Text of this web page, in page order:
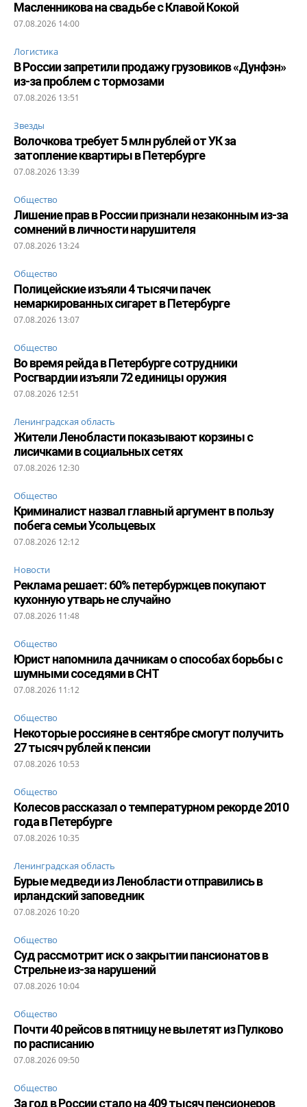
Масленникова на свадьбе с Клавой Кокой
07.08.2026 14:00
Логистика
В России запретили продажу грузовиков «Дунфэн»
из-за проблем с тормозами
07.08.2026 13:51
Звезды
Волочкова требует 5 млн рублей от УК за
затопление квартиры в Петербурге
07.08.2026 13:39
Общество
Лишение прав в России признали незаконным из-за
сомнений в личности нарушителя
07.08.2026 13:24
Общество
Полицейские изъяли 4 тысячи пачек
немаркированных сигарет в Петербурге
07.08.2026 13:07
Общество
Во время рейда в Петербурге сотрудники
Росгвардии изъяли 72 единицы оружия
07.08.2026 12:51
Ленинградская область
Жители Ленобласти показывают корзины с
лисичками в социальных сетях
07.08.2026 12:30
Общество
Криминалист назвал главный аргумент в пользу
побега семьи Усольцевых
07.08.2026 12:12
Новости
Реклама решает: 60% петербуржцев покупают
кухонную утварь не случайно
07.08.2026 11:48
Общество
Юрист напомнила дачникам о способах борьбы с
шумными соседями в СНТ
07.08.2026 11:12
Общество
Некоторые россияне в сентябре смогут получить
27 тысяч рублей к пенсии
07.08.2026 10:53
Общество
Колесов рассказал о температурном рекорде 2010
года в Петербурге
07.08.2026 10:35
Ленинградская область
Бурые медведи из Ленобласти отправились в
ирландский заповедник
07.08.2026 10:20
Общество
Суд рассмотрит иск о закрытии пансионатов в
Стрельне из-за нарушений
07.08.2026 10:04
Общество
Почти 40 рейсов в пятницу не вылетят из Пулково
по расписанию
07.08.2026 09:50
Общество
За год в России стало на 409 тысяч пенсионеров